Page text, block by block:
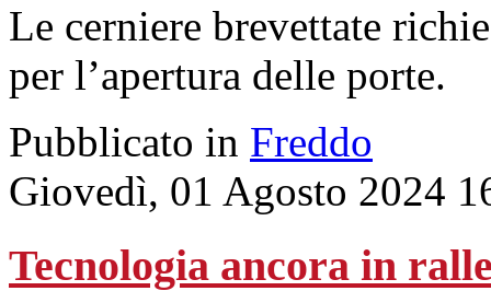
Le cerniere brevettate
per l’apertura delle porte.
Pubblicato in Freddo
Giovedì, 01 Agosto 2024
Tecnologia ancora in